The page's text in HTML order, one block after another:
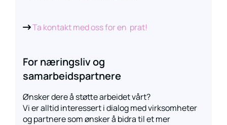
Ta kontakt med oss for en prat!
For næringsliv og
samarbeidspartnere
Ønsker dere å støtte arbeidet vårt?
Vi er alltid interessert i dialog med virksomheter
og partnere som ønsker å bidra til et mer